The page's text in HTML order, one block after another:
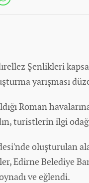
Şenlikleri
yarışması
Roman
, turistlerin ilgi
oluşturulan
Edirne Belediye
ve eğlendi.